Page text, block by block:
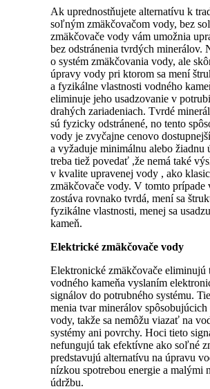
Ak uprednostňujete alternatívu k
soľným zmäkčovačom vody, bez
zmäkčovače vody vám umožnia
bez odstránenia tvrdých minerálov.
o systém zmäkčovania vody, ale
úpravy vody pri ktorom sa mení
a fyzikálne vlastnosti vodného
eliminuje jeho usadzovanie v
drahých zariadeniach. Tvrdé
sú fyzicky odstránené, no tento
vody je zvyčajne cenovo dostupnejší
a vyžaduje minimálnu alebo žiadnu
treba tiež povedať ,že nemá také
v kvalite upravenej vody , ako
zmäkčovače vody. V tomto prípade
zostáva rovnako tvrdá, mení sa
fyzikálne vlastnosti, menej sa
kameň.
Elektrické zmäkčovače vody
Elektronické zmäkčovače eliminujú
vodného kameňa vyslaním
signálov do potrubného systému.
menia tvar minerálov
vody, takže sa nemôžu viazať na
systémy ani povrchy. Hoci tieto
nefungujú tak efektívne ako soľné
predstavujú alternatívu na úpravu
nízkou spotrebou energie a malými
údržbu.